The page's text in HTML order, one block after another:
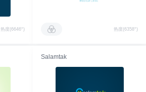
热度(6646°) 热度(6358°)
Salamtak